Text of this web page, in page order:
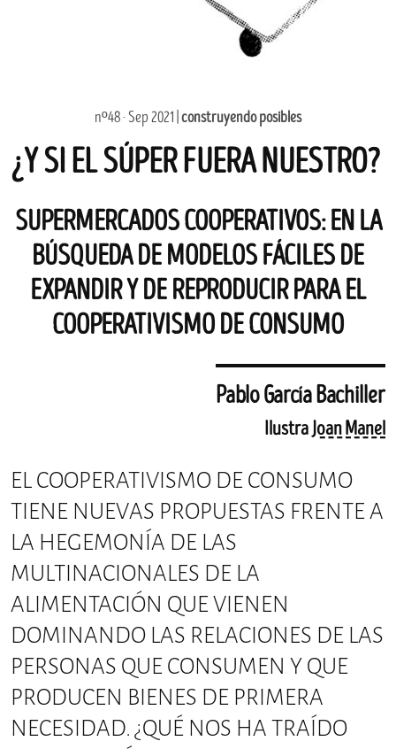
nº48 · Sep 2021 | construyendo posibles
¿Y SI EL SÚPER FUERA NUESTRO?
SUPERMERCADOS COOPERATIVOS: EN LA
BÚSQUEDA DE MODELOS FÁCILES DE
EXPANDIR Y DE REPRODUCIR PARA EL
COOPERATIVISMO DE CONSUMO
Pablo García Bachiller
IlustraJoan Manel
EL COOPERATIVISMO DE CONSUMO
TIENE NUEVAS PROPUESTAS FRENTE A
LA HEGEMONÍA DE LAS
MULTINACIONALES DE LA
ALIMENTACIÓN QUE VIENEN
DOMINANDO LAS RELACIONES DE LAS
PERSONAS QUE CONSUMEN Y QUE
PRODUCEN BIENES DE PRIMERA
NECESIDAD. ¿QUÉ NOS HA TRAÍDO